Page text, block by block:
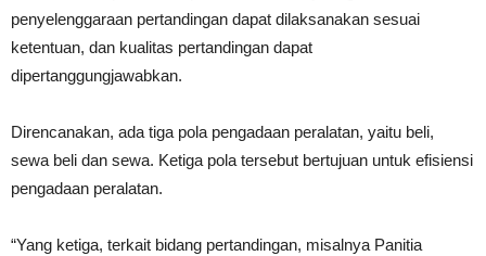
penyelenggaraan pertandingan dapat dilaksanakan sesuai
ketentuan, dan kualitas pertandingan dapat
dipertanggungjawabkan.
Direncanakan, ada tiga pola pengadaan peralatan, yaitu beli,
sewa beli dan sewa. Ketiga pola tersebut bertujuan untuk efisiensi
pengadaan peralatan.
“Yang ketiga, terkait bidang pertandingan, misalnya Panitia